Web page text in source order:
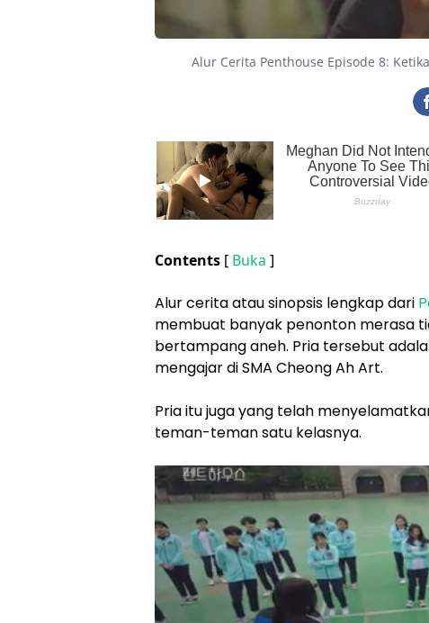
Alur Cerita Penthouse Episode 8:
Contents [ Buka ]
Alur cerita atau sinopsis lengkap dari
membuat banyak penonton merasa
bertampang aneh. Pria tersebut
mengajar di SMA Cheong Ah Art.
Pria itu juga yang telah
teman-teman satu kelasnya.